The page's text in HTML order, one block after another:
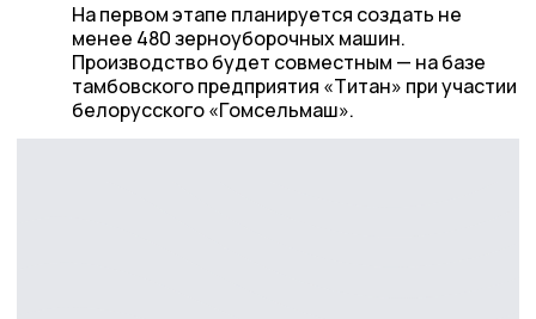
На первом этапе планируется создать не
менее 480 зерноуборочных машин.
Производство будет совместным — на базе
тамбовского предприятия «Титан» при участии
белорусского «Гомсельмаш».